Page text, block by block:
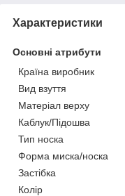
Характеристики
Основні атрибути
Країна виробник
Вид взуття
Матеріал верху
Каблук/Підошва
Тип носка
Форма миска/носка
Застібка
Колір